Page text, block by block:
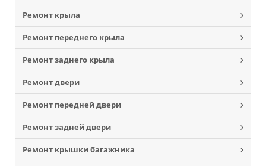
Ремонт крыла
Ремонт переднего крыла
Ремонт заднего крыла
Ремонт двери
Ремонт передней двери
Ремонт задней двери
Ремонт крышки багажника